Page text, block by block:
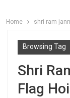
Home shri ram
Browsing Tag
Shri
Flag